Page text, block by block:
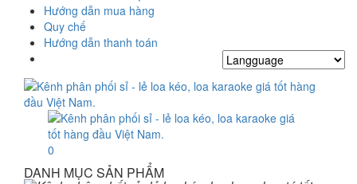
Hướng dẫn mua hàng
Quy chế
Hướng dẫn thanh toán
0
DANH MỤC SẢN PHẨM